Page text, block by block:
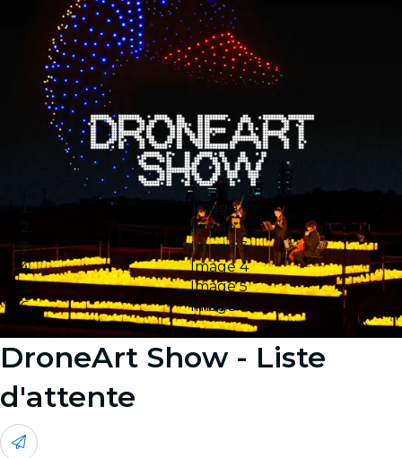
Image 1
Image 2
Image 3
Image 4
Image 5
Image 6
DroneArt Show - Liste
d'attente